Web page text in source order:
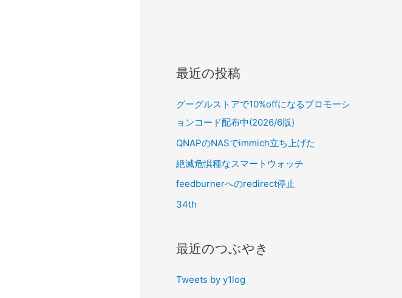
最近の投稿
グーグルストアで10%offになるプロモーシ
ョンコード配布中(2026/6版)
QNAPのNASでimmich立ち上げた
絶滅危惧種なスマートウォッチ
feedburnerへのredirect停止
34th
最近のつぶやき
Tweets by y1log